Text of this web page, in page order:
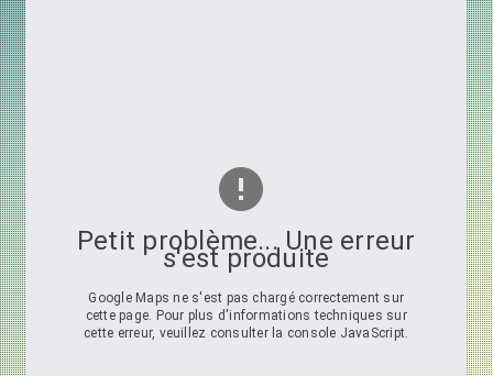
Petit problème... Une erreur
s'est produite
Google Maps ne s'est pas chargé correctement sur
cette page. Pour plus d'informations techniques sur
cette erreur, veuillez consulter la console JavaScript.